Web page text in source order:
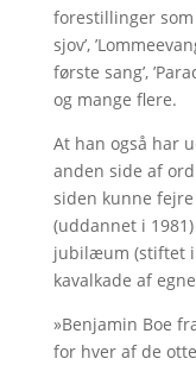
forestillinger
sjov’,
første sang’,
og mange flere.
At han også har
anden side af
siden kunne
(uddannet i
jubilæum (stiftet i
kavalkade af
»Benjamin Boe
for hver af de